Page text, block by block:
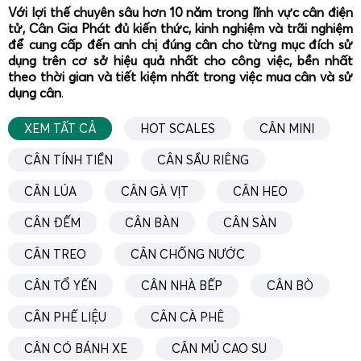
hết nhu cầu cân công nghiệp, từ kho hàng, bãi thép, bãi
phế liệu đến dây chuyền tự động. Nhóm cân sàn 3 tấn nổi
bật với mặt sàn thép gân hoặc thép nhám chống trượt,
khung chịu lực chắc chắn, dùng 4–6 loadcell hợp kim hoặc
inox, chịu tải đồng đều và làm việc tốt trong môi trường va
phù hợp hàng treo trên palang, cầu trục, cóhệ số an toàn
tải cao , nhiều chức năng hỗ trợ đọc số ổn định. Cân silo và
phối trộn tự động, tích hợp PLC, hiệu chuẩn chuẩn xác,
đáp ứng yêu cầu quản lý và kiểm soát nguyên liệu.
Cân sàn điện tử 3 tấn cho kho hàng, bãi thép, bãi
phế liệu
Cân sàn điện tử 3 tấn
là lựa chọn phổ biến nhất khi khách
hàng cần cân hàng hóa đặt trên pallet, xe nâng tay, xe
tấn của Cân Điện Tử Gia Phát thường được thiết kế với
Với lợi thế chuyên sâu hơn 10 năm trong lĩnh vực cân điện
tử, Cân Gia Phát đủ kiến thức, kinh nghiệm và trãi nghiệm
để cung cấp đến anh chị đúng cân cho từng mục đích sử
dụng trên cơ sở hiệu quả nhất cho công việc, bền nhất
theo thời gian và tiết kiệm nhất trong việc mua cân và sử
dụng cân.
XEM TẤT CẢ HOT SCALES CÂN MINI
CÂN TÍNH TIỀN CÂN SẦU RIÊNG
CÂN LÚA CÂN GÀ VỊT CÂN HEO
CÂN ĐẾM CÂN BÀN CÂN SÀN
CÂN TREO CÂN CHỐNG NƯỚC
CÂN TỔ YẾN CÂN NHÀ BẾP CÂN BÒ
CÂN PHẾ LIỆU CÂN CÀ PHÊ
CÂN CÓ BÁNH XE CÂN MỦ CAO SU